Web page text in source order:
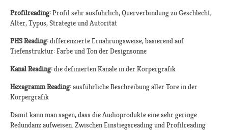
Profilreading:Profil sehr ausführlich; Querverbindung zu Geschlecht,
Alter, Typus, Strategie und Autorität
PHS Reading:differenzierte Ernährungsweise, basierend auf
Tiefenstruktur: Farbe und Ton der Designsonne
Kanal Reading:die definierten Kanäle in der Körpergrafik
Hexagramm Reading:ausführliche Beschreibung aller Tore in der
Körpergrafik
Damit kann man sagen, dass die Audioprodukte eine sehr geringe
Redundanz aufweisen. Zwischen Einstiegsreading und Profilreading